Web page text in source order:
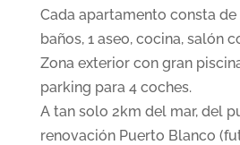
Cada apartamento consta
baños, 1 aseo, cocina, salón
Zona exterior con gran
parking para 4 coches.
A tan solo 2km del mar, del
renovación Puerto Blanco